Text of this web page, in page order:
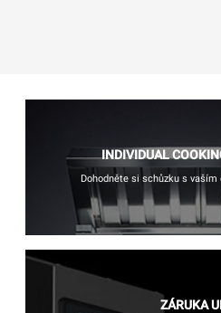
INDIVIDUAL
Dohodněte si schůzku s
ZÁRUKA